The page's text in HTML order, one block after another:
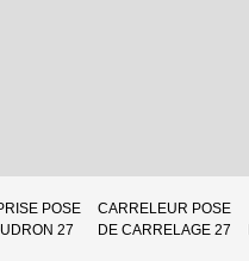
POSE
27
CARRELEUR POSE
DE CARRELAGE 27